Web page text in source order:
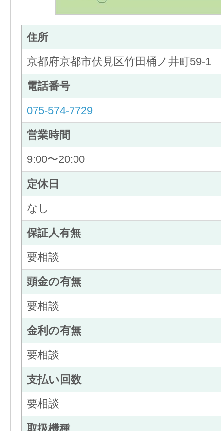
住所
京都府京都市伏見区竹田桶ノ井町59-1
電話番号
075-574-7729
営業時間
9:00〜20:00
定休日
なし
保証人有無
要相談
頭金の有無
要相談
金利の有無
要相談
支払い回数
要相談
取扱機種